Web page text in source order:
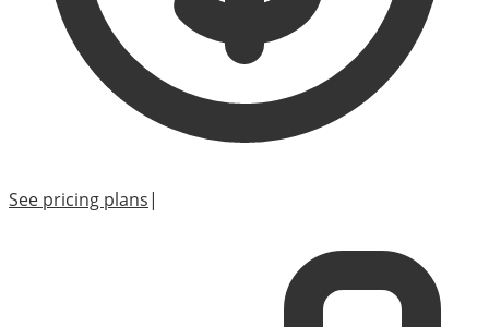
See pricing plans|